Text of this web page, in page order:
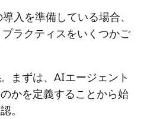
入を準備している場合、
ラクティスをいくつかご
。まずは、AIエージェント
かを定義することから始
。